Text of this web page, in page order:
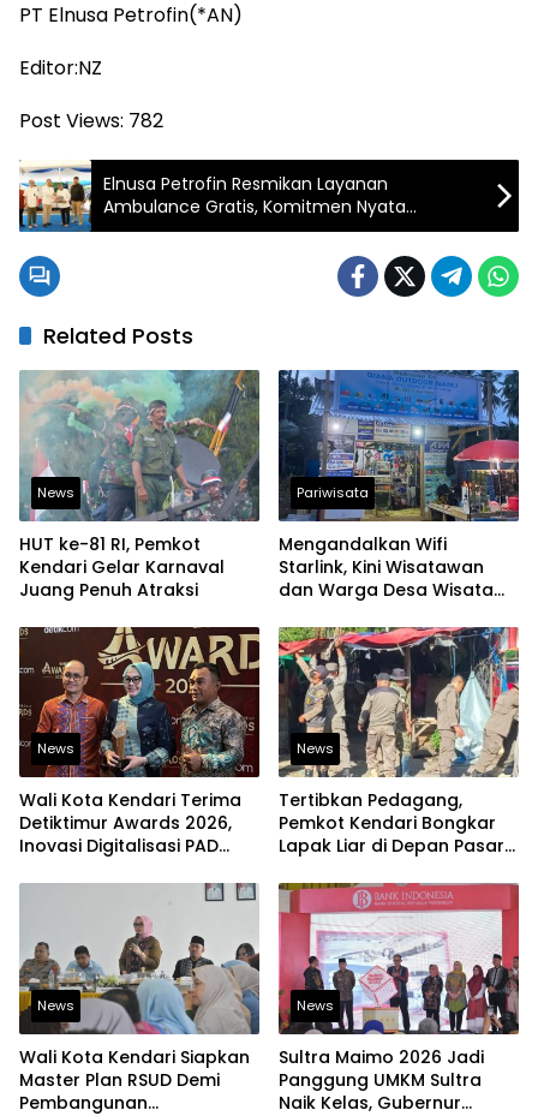
PT Elnusa Petrofin(*AN)
Editor:NZ
Post Views: 782
Elnusa Petrofin Resmikan Layanan
Ambulance Gratis, Komitmen Nyata
Wujudkan Energi untuk Kebaikan dan
Keberlanjutan Sosial Untuk Warga Cilandak
Related Posts
News
HUT ke-81 RI, Pemkot
Kendari Gelar Karnaval
Juang Penuh Atraksi
Pariwisata
Mengandalkan Wifi
Starlink, Kini Wisatawan
dan Warga Desa Wisata
Mengakses Transaksi
Digital
News
Wali Kota Kendari Terima
Detiktimur Awards 2026,
Inovasi Digitalisasi PAD
News
Tertibkan Pedagang,
Pemkot Kendari Bongkar
Lapak Liar di Depan Pasar
News
Wali Kota Kendari Siapkan
Master Plan RSUD Demi
Pembangunan
News
Sultra Maimo 2026 Jadi
Panggung UMKM Sultra
Naik Kelas, Gubernur